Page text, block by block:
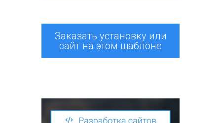
Заказать установку или
сайт на этом шаблоне